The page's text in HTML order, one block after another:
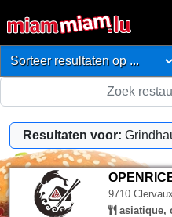
Resultaten voor:
9710 Clervaux
asiatique,